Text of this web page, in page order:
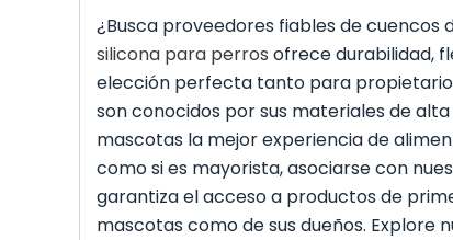
¿Busca proveedores fiables de cuencos
silicona para perros ofrece durabilidad,
elección perfecta tanto para
son conocidos por sus materiales de
mascotas la mejor experiencia de
como si es mayorista, asociarse con
garantiza el acceso a productos de
mascotas como de sus dueños. Explore